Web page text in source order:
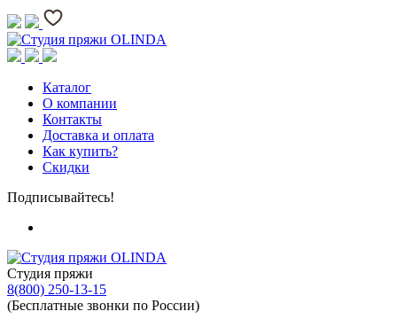
Каталог
О компании
Контакты
Доставка и оплата
Как купить?
Скидки
Подписывайтесь!
Студия пряжи
8(800) 250-13-15
(Бесплатные звонки по России)